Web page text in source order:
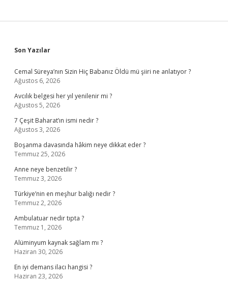
Sidebar
Son Yazılar
Cemal Süreya’nın Sizin Hiç Babanız Öldü mü şiiri ne anlatıyor ?
Ağustos 6, 2026
Avcılık belgesi her yıl yenilenir mi ?
Ağustos 5, 2026
7 Çeşit Baharat’ın ismi nedir ?
Ağustos 3, 2026
Boşanma davasında hâkim neye dikkat eder ?
Temmuz 25, 2026
Anne neye benzetilir ?
Temmuz 3, 2026
Türkiye’nin en meşhur balığı nedir ?
Temmuz 2, 2026
Ambulatuar nedir tıpta ?
Temmuz 1, 2026
Alüminyum kaynak sağlam mı ?
Haziran 30, 2026
En iyi demans ilacı hangisi ?
Haziran 23, 2026